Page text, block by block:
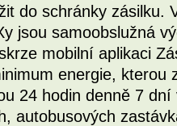
do schránky
jsou samoobslužná
mobilní aplikaci
energie, kterou
24 hodin denně 7
autobusových